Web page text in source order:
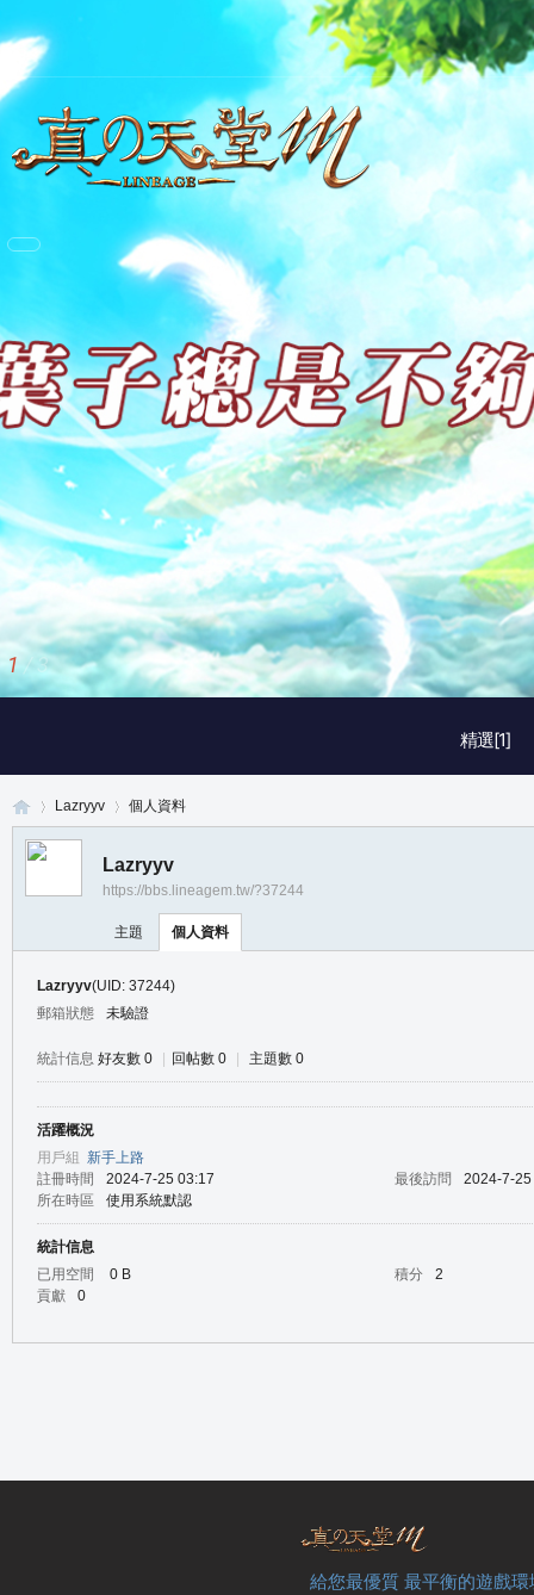
精選[1]
1 / 3
Lazryyv 個人資料
Lazryyv
https://bbs.lineagem.tw/?37244
主題 個人資料
Lazryyv(UID: 37244)
郵箱狀態
未驗證
統計信息 好友數 0 回帖數 0 主題數 0
活躍概況
用戶組 新手上路
註冊時間
2024-7-25 03:17 最後訪問
2024-7-
所在時區
使用系統默認
統計信息
已用空間
0 B 積分
2
貢獻
0
給您最優質 最平衡的遊戲